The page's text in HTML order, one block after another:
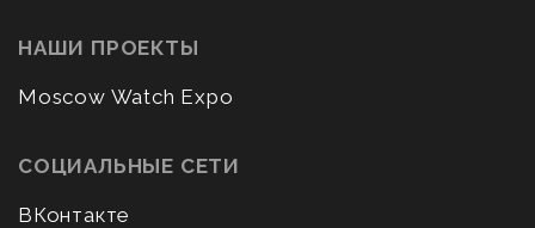
НАШИ ПРОЕКТЫ
Moscow Watch Expo
СОЦИАЛЬНЫЕ СЕТИ
ВКонтакте